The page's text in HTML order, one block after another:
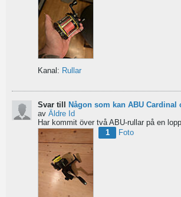
Kanal: Rullar
Svar till
Någon som kan ABU Cardinal och
av Äldre Id
1
Foto